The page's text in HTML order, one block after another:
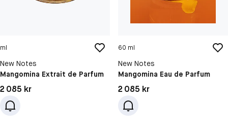
ml
New Notes
Mangomina Extrait de Parfum
Pris: 2 085 kr
2 085 kr
60 ml
New Notes
Mangomina Eau de Parfum
Pris: 2 085 kr
2 085 kr